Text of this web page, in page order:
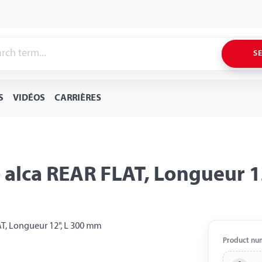
VIDÉOS CARRIÈRES
REAR FLAT, Longueur
Product